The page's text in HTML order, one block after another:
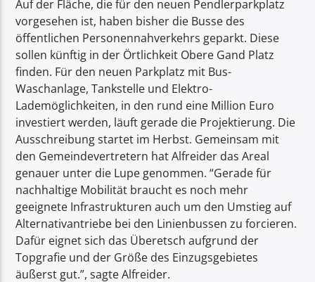
Auf der Fläche, die für den neuen Pendlerparkplatz
vorgesehen ist, haben bisher die Busse des
öffentlichen Personennahverkehrs geparkt. Diese
sollen künftig in der Örtlichkeit Obere Gand Platz
finden. Für den neuen Parkplatz mit Bus-
Waschanlage, Tankstelle und Elektro-
Lademöglichkeiten, in den rund eine Million Euro
investiert werden, läuft gerade die Projektierung. Die
Ausschreibung startet im Herbst. Gemeinsam mit
den Gemeindevertretern hat Alfreider das Areal
genauer unter die Lupe genommen. “Gerade für
nachhaltige Mobilität braucht es noch mehr
geeignete Infrastrukturen auch um den Umstieg auf
Alternativantriebe bei den Linienbussen zu forcieren.
Dafür eignet sich das Überetsch aufgrund der
Topgrafie und der Größe des Einzugsgebietes
äußerst gut.”, sagte Alfreider.